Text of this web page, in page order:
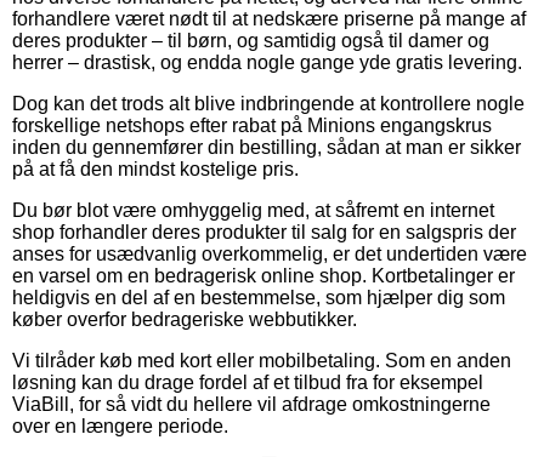
forhandlere været nødt til at nedskære priserne på mange af
deres produkter – til børn, og samtidig også til damer og
herrer – drastisk, og endda nogle gange yde gratis levering.
Dog kan det trods alt blive indbringende at kontrollere nogle
forskellige netshops efter rabat på Minions engangskrus
inden du gennemfører din bestilling, sådan at man er sikker
på at få den mindst kostelige pris.
Du bør blot være omhyggelig med, at såfremt en internet
shop forhandler deres produkter til salg for en salgspris der
anses for usædvanlig overkommelig, er det undertiden være
en varsel om en bedragerisk online shop. Kortbetalinger er
heldigvis en del af en bestemmelse, som hjælper dig som
køber overfor bedrageriske webbutikker.
Vi tilråder køb med kort eller mobilbetaling. Som en anden
løsning kan du drage fordel af et tilbud fra for eksempel
ViaBill, for så vidt du hellere vil afdrage omkostningerne
over en længere periode.